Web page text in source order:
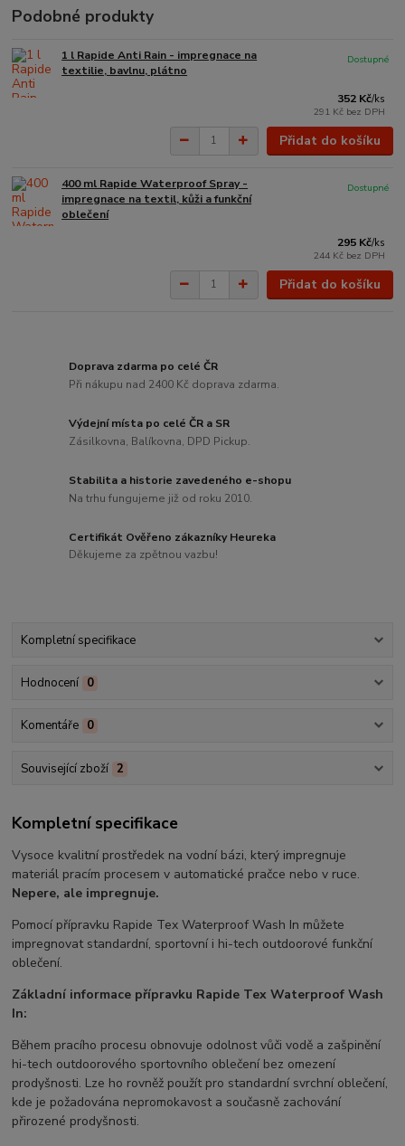
Podobné produkty
1 l Rapide Anti Rain - impregnace na
textilie, bavlnu, plátno
352 Kč/ks
291 Kč bez DPH
Dostupné
Přidat do košíku
400 ml Rapide Waterproof Spray -
impregnace na textil, kůži a funkční
oblečení
295 Kč/ks
244 Kč bez DPH
Dostupné
Přidat do košíku
Doprava zdarma po celé ČR
Při nákupu nad 2400 Kč doprava zdarma.
Výdejní místa po celé ČR a SR
Zásilkovna, Balíkovna, DPD Pickup.
Stabilita a historie zavedeného e-shopu
Na trhu fungujeme již od roku 2010.
Certifikát Ověřeno zákazníky Heureka
Děkujeme za zpětnou vazbu!
Kompletní specifikace
Hodnocení 0
Komentáře 0
Související zboží 2
Kompletní specifikace
Vysoce kvalitní prostředek na vodní bázi, který impregnuje
materiál pracím procesem v automatické pračce nebo v ruce.
Nepere, ale impregnuje.
Pomocí přípravku Rapide Tex Waterproof Wash In můžete
impregnovat standardní, sportovní i hi-tech outdoorové funkční
oblečení.
Základní informace přípravku Rapide Tex Waterproof Wash
In:
Během pracího procesu obnovuje odolnost vůči vodě a zašpinění
hi-tech outdoorového sportovního oblečení bez omezení
prodyšnosti. Lze ho rovněž použít pro standardní svrchní oblečení,
kde je požadována nepromokavost a současně zachování
přirozené prodyšnosti.